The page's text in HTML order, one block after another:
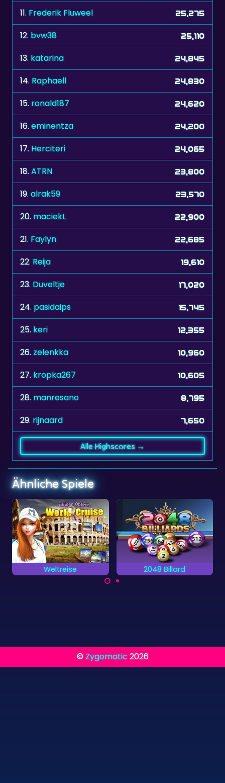
11. Frederik Fluweel 25,275
12. bvw38 25,110
13. katarina 24,845
14. Raphaell 24,830
15. ronald187 24,620
16.eminentza 24,200
17. Herciteri 24,065
18.ATRN 23,800
19.alrak59 23,570
20. maciekL 22,900
21. Faylyn 22,685
22. Reija 19,610
23. Duveltje 17,020
24. pasidaips 15,745
25. keri 12,355
26.zelenkka 10,960
27. kropka267 10,605
28. manresano 8,795
29. rijnaard 7,650
Alle Highscores →
Ähnliche Spiele
2048 Billard Versteckte Objekte im Büro
© Zygomatic 2026